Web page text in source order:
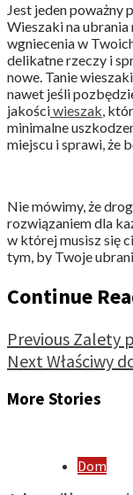
Jest jeden poważny
Wieszaki na ubrania
wgniecenia w
delikatne rzeczy i
nowe. Tanie
nawet jeśli
jakościwieszak,
minimalne
miejscu i sprawi, że
Nie mówimy, że
rozwiązaniem dla
w której musisz się
tym, by Twoje
Continue
Previous Zalety
Next Właściwy
More Stories
Dom